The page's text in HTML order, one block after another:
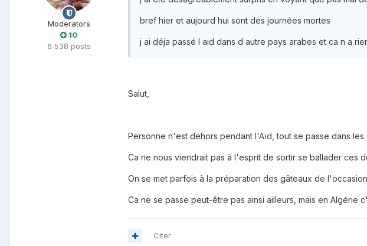
Moderators
10
6 538 posts
bref hier et aujourd hui sont des journées mortes
j ai déja passé l aid dans d autre pays arabes et ca n a
Salut,
Personne n'est dehors pendant l'Aïd, tout se passe dans
Ca ne nous viendrait pas à l'esprit de sortir se ballader ces
On se met parfois à la préparation des gâteaux de
Ca ne se passe peut-être pas ainsi ailleurs, mais en Algérie
Citer